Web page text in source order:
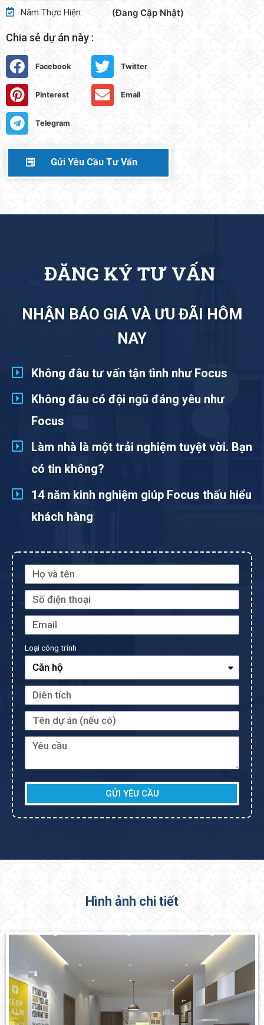
Năm Thực Hiện:
Chia sẻ dự án này :
Facebook Twitter
Pinterest Email
Telegram
Gửi Yêu Cầu Tư Vấn
(Đang Cập Nhật)
ĐĂNG KÝ TƯ VẤN
NHẬN BÁO GIÁ VÀ ƯU ĐÃI HÔM
NAY
Không đâu tư vấn tận tình như Focus
Không đâu có đội ngũ đáng yêu như
Focus
Làm nhà là một trải nghiệm tuyệt vời. Bạn
có tin không?
14 năm kinh nghiệm giúp Focus thấu hiểu
khách hàng
Loại công trình
GỬI YÊU CẦU
Hình ảnh chi tiết